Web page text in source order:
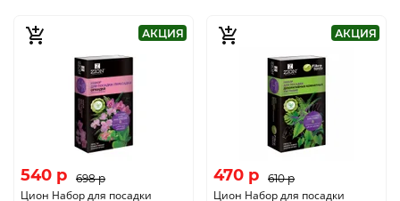
АКЦИЯ
540 p 698 p
Цион Набор для посадки
АКЦИЯ
470 p 610 p
Цион Набор для посадки